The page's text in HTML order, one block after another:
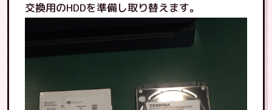
交換用のHDDを準備し取り替えます。